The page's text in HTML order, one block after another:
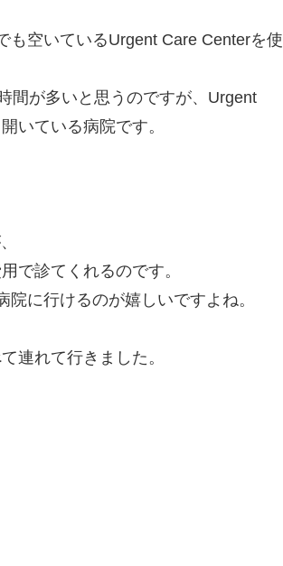
も空いているUrgent Care Centerを使
間が多いと思うのですが、Urgent
いている病院です。
で診てくれるのです。
に行けるのが嬉しいですよね。
連れて行きました。